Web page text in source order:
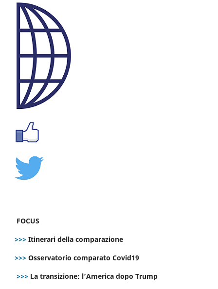
FOCUS
>>> Itinerari della comparazione
>>> Osservatorio comparato Covid19
>>> La transizione: l’America dopo Trump